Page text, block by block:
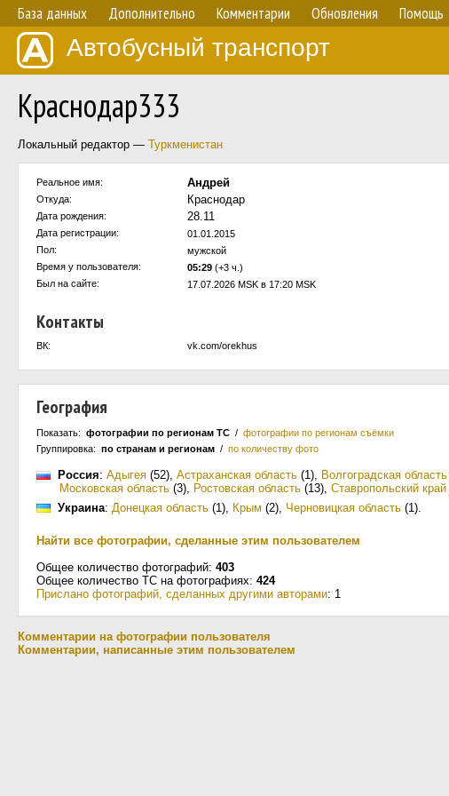
База данных Дополнительно Комментарии Обновления Помощь
Автобусный транспорт
Краснодар333
Локальный редактор — Туркменистан
Реальное имя: Андрей
Откуда: Краснодар
Дата рождения: 28.11
Дата регистрации:
01.01.2015
Пол:
мужской
Время у пользователя:
05:29 (+3 ч.)
Был на сайте:
17.07.2026 MSK в 17:20 MSK
Контакты
ВК: vk.com/orekhus
География
Показать: фотографии по регионам ТС / фотографии по регионам съёмки
Группировка: по странам и регионам / по количеству фото
Россия: Адыгея (52), Астраханская область (1), Волгоградская область
Московская область (3), Ростовская область (13), Ставропольский край
Украина: Донецкая область (1), Крым (2), Черновицкая область (1).
Найти все фотографии, сделанные этим пользователем
Общее количество фотографий: 403
Общее количество ТС на фотографиях: 424
Прислано фотографий, сделанных другими авторами: 1
Комментарии на фотографии пользователя
Комментарии, написанные этим пользователем